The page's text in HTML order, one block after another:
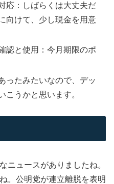
応：しばらくは大丈夫だ
向けて、少し現金を用意
認と使用：今月期限のポ
ったみたいなので、デッ
こうかと思います。
ニュースがありましたね。
。公明党が連立離脱を表明